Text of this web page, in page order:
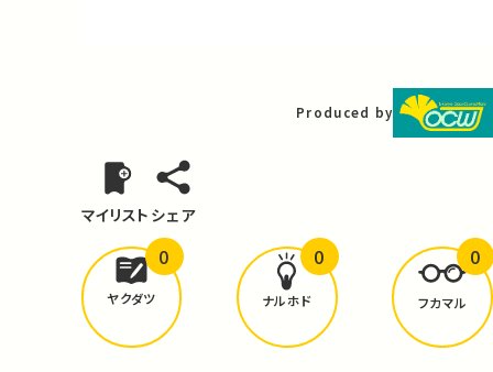
Produced by
マイリスト シェア
どんな学びがありましたか？
ヤクダツ
0
ナルホド
0
フカマル
0